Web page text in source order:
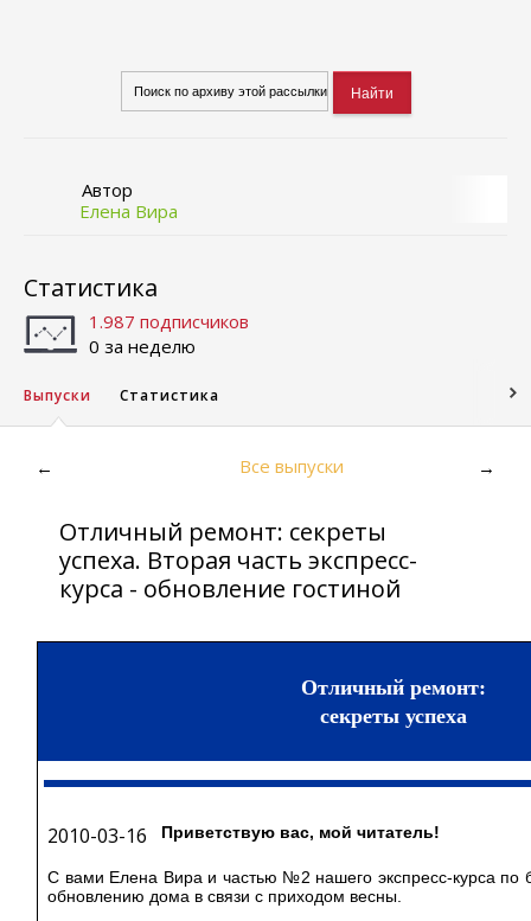
Автор
Елена Вира
Статистика
1.987 подписчиков
0 за неделю
Выпуски Статистика
← Все выпуски →
Отличный ремонт: секреты
успеха. Вторая часть экспресс-
курса - обновление гостиной
Отличный ремонт:
секреты успеха
2010-03-16 Приветствую вас, мой читатель!
С вами Елена Вира и частью №2 нашего экспресс-курса по
обновлению дома в связи с приходом весны.